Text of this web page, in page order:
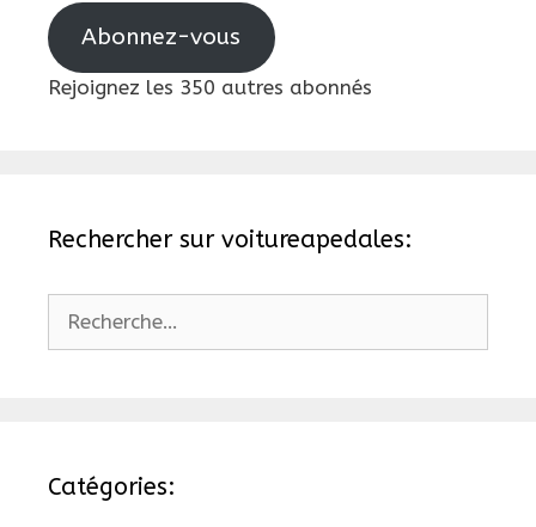
Abonnez-vous
Rejoignez les 350 autres abonnés
Rechercher sur voitureapedales:
Catégories: